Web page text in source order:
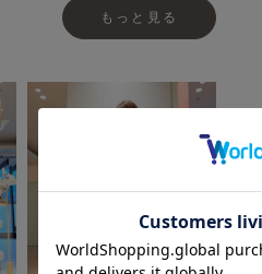
もっと見る